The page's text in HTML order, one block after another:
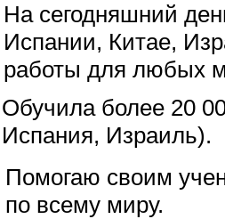
Помогаю своим
по всему миру.
Обучила более 20
Испания, Израиль).
На сегодняшний
Испании, Китае,
работы для любых